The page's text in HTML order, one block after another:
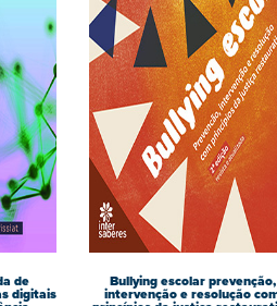
de
digitais
Bullying escolar prevenção,
intervenção e resolução